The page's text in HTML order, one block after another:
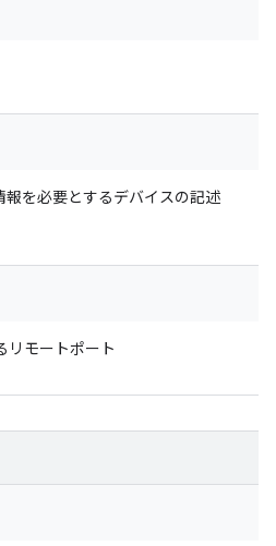
報を必要とするデバイスの記述
リモートポート